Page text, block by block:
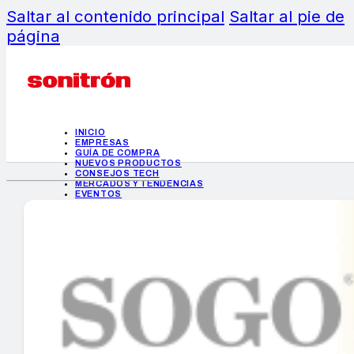
Saltar al contenido principal Saltar al pie de
página
INICIO
EMPRESAS
GUÍA DE COMPRA
NUEVOS PRODUCTOS
CONSEJOS TECH
MERCADOS Y TENDENCIAS
EVENTOS
INICIO
EMPRESAS